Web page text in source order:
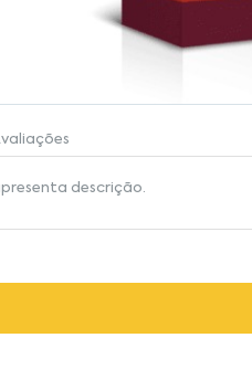
descrição.